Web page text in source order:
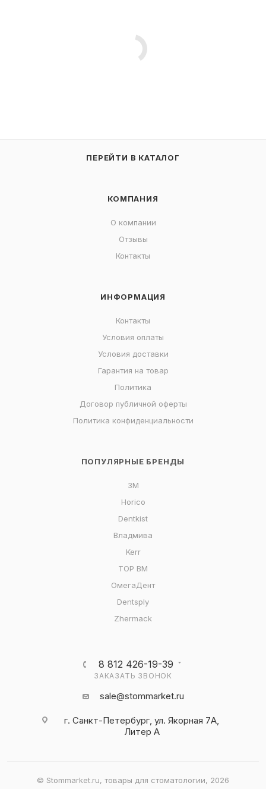
ПЕРЕЙТИ В КАТАЛОГ
КОМПАНИЯ
О компании
Отзывы
Контакты
ИНФОРМАЦИЯ
Контакты
Условия оплаты
Условия доставки
Гарантия на товар
Политика
Договор публичной оферты
Политика конфиденциальности
ПОПУЛЯРНЫЕ БРЕНДЫ
3M
Horico
Dentkist
Владмива
Kerr
ТОР ВМ
ОмегаДент
Dentsply
Zhermack
8 812 426-19-39
ЗАКАЗАТЬ ЗВОНОК
sale@stommarket.ru
г. Cанкт-Петербург, ул. Якорная 7А,
Литер А
© Stommarket.ru, товары для стоматологии, 2026